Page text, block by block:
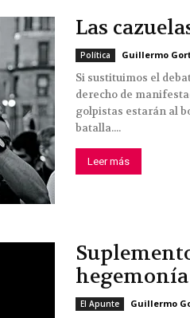
Las
Política Guillermo
Si sustituimos el
derecho de
golpistas estarán al
batalla....
Leer más
El Apunte Guillermo